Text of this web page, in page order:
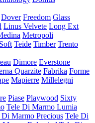
Dover Freedom Glass
Linus Velvete Long Ext
Metropoli
Soft Teide Timber Trento
Dimore Everstone
Quarzite Fabrika Forme
Mapierre Millelegni
Piase Playwood Sixty
Tele Di Marmo Lumia
Di Marmo Precious Tele Di